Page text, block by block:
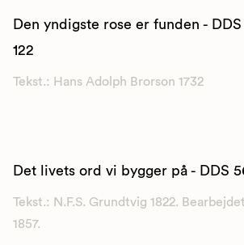
Den yndigste rose er funden - DDS
122
Tekst.: Hans Adolph Brorson 1732
Det livets ord vi bygger på - DDS
Tekst.: N.F.S. Grundtvig 1822. Bearbejdet
1857.